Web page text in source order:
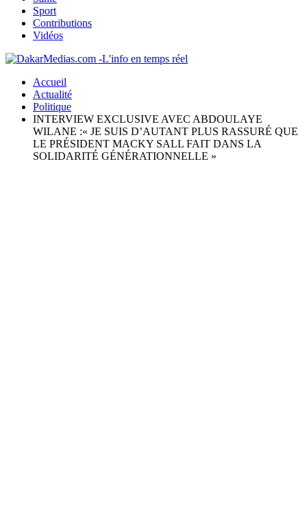
Sport
Contributions
Vidéos
Accueil
Actualité
Politique
INTERVIEW EXCLUSIVE AVEC ABDOULAYE
WILANE :« JE SUIS D’AUTANT PLUS RASSURÉ QUE
LE PRÉSIDENT MACKY SALL FAIT DANS LA
SOLIDARITÉ GÉNÉRATIONNELLE »